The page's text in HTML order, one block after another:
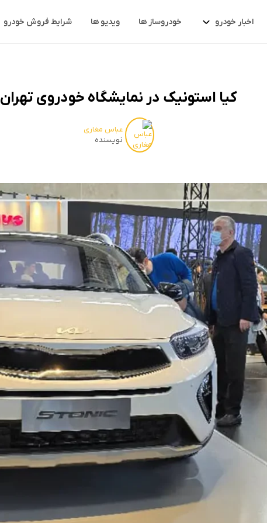
اخبار خودرو خودروساز ها ویدیو ها شرایط فروش خودرو
کیا استونیک در نمایشگاه خودروی تهران
عباس مغاری
نویسنده